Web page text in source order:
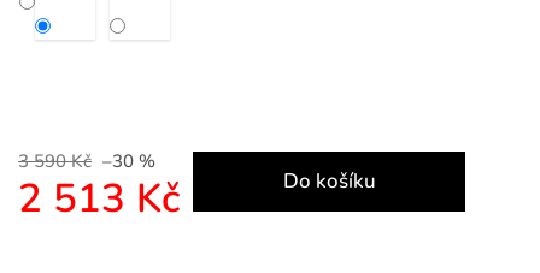
3 590 Kč –30 %
2 513 Kč Do košíku